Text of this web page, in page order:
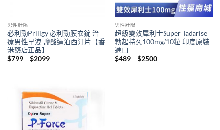
男性壯陽
必利勁Priligy 必利勁膜衣錠 治
療男性早洩 鹽酸達泊西汀片【香
港藥店正品】
$799 – $2099Price
男性壯陽
超級雙效犀利士Super Tadarise
勃起持久100mg/10粒 印度原裝
進口
$489 – $2500Price